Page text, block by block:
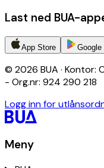
Last ned BUA-
App Store Google
© 2026 BUA · Kontor:
- Org.nr: 924 290 218
Logg inn for
Meny